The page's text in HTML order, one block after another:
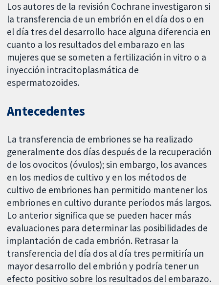
Los autores de la revisión Cochrane investigaron si
la transferencia de un embrión en el día dos o en
el día tres del desarrollo hace alguna diferencia en
cuanto a los resultados del embarazo en las
mujeres que se someten a fertilización in vitro o a
inyección intracitoplasmática de
espermatozoides.
Antecedentes
La transferencia de embriones se ha realizado
generalmente dos días después de la recuperación
de los ovocitos (óvulos); sin embargo, los avances
en los medios de cultivo y en los métodos de
cultivo de embriones han permitido mantener los
embriones en cultivo durante períodos más largos.
Lo anterior significa que se pueden hacer más
evaluaciones para determinar las posibilidades de
implantación de cada embrión. Retrasar la
transferencia del día dos al día tres permitiría un
mayor desarrollo del embrión y podría tener un
efecto positivo sobre los resultados del embarazo.